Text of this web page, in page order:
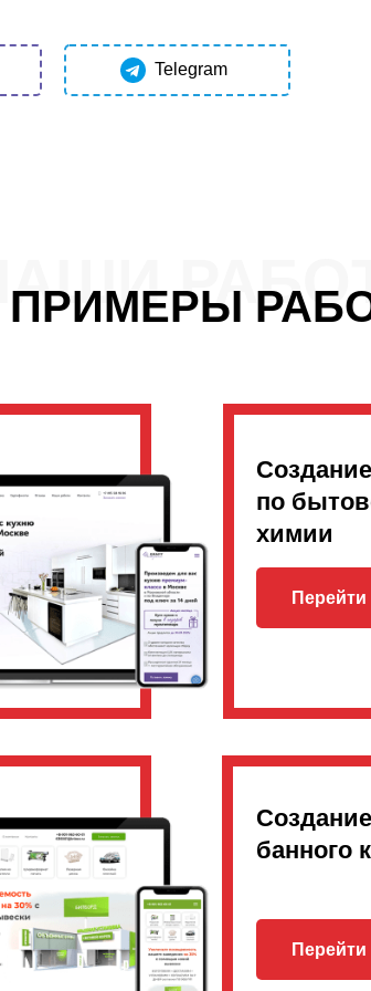
Telegram
НАШИ
ПРИМЕРЫ
по
химии
Перейти
банного
Перейти